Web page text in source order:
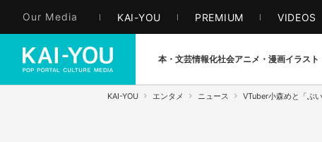
Our Media KAI-YOU PREMIUM VIDEOS
本・文芸情報化社会アニメ・漫画イラスト
KAI-YOU エンタメ ニュース VTuber小森めと「ぶ